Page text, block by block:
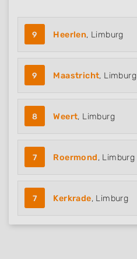
9 Heerlen, Limburg
9 Maastricht, Limburg
8 Weert, Limburg
7 Roermond, Limburg
7 Kerkrade, Limburg